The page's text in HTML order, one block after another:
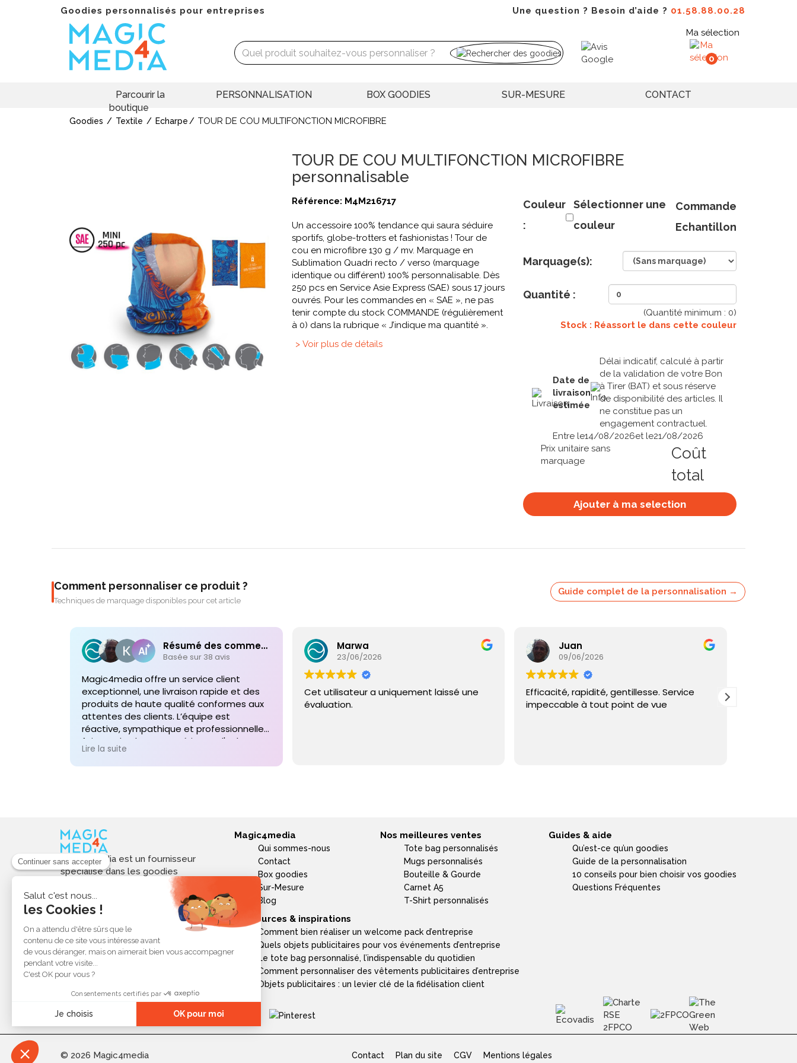
Goodies personnalisés pour entreprises Une question ? Besoin d’aide ? 01.58.88.00.28
Ma sélection
0
Parcourir la
boutique
PERSONNALISATION BOX GOODIES SUR-MESURE CONTACT
Goodies Textile Echarpe TOUR DE COU MULTIFONCTION MICROFIBRE
TOUR DE COU MULTIFONCTION MICROFIBRE
personnalisable
Référence: M4M216717
Un accessoire 100% tendance qui saura séduire
sportifs, globe-trotters et fashionistas ! Tour de
cou en microfibre 130 g / mv. Marquage en
Sublimation Quadri recto / verso (marquage
identique ou différent) 100% personnalisable. Dès
250 pcs en Service Asie Express (SAE) sous 17 jours
ouvrés. Pour les commandes en « SAE », ne pas
tenir compte du stock COMMANDE (régulièrement
à 0) dans la rubrique « J’indique ma quantité ».
> Voir plus de détails
Couleur
:
Sélectionner une
couleur
Commande
Echantillon
Marquage(s):
Quantité :
(Quantité minimum : 0)
Stock : Réassort le dans cette couleur
Date de
livraison
estimée
Délai indicatif, calculé à partir
de la validation de votre Bon
à Tirer (BAT) et sous réserve
de disponibilité des articles. Il
ne constitue pas un
engagement contractuel.
Entre le14/08/2026et le21/08/2026
Prix unitaire sans
marquage
Coût
total
Ajouter à ma selection
Comment personnaliser ce produit ?
Techniques de marquage disponibles pour cet article
Guide complet de la personnalisation →
Résumé des commentaires
Basée sur 38 avis
Magic4media offre un service client
exceptionnel, une livraison rapide et des
produits de haute qualité conformes aux
attentes des clients. L’équipe est
réactive, sympathique et professionnelle,
faisant de chaque expérience d'achat un
plaisir. Je recommande vivement leurs
services pour toute commande future de
Lire la suite
Marwa
23/06/2026
Cet utilisateur a uniquement laissé une
évaluation.
Juan
09/06/2026
Efficacité, rapidité, gentillesse. Service
impeccable à tout point de vue
Magic4media est un fournisseur
spécialisé dans les goodies
personnalisés et objets publicitaires
pour les entreprises. Nous
sélectionnons des produits utiles,
tendances et responsables pour
valoriser votre image de marque,
soutenir vos actions de
communication et réussir vos
opérations événementielles,
Magic4media
Qui sommes-nous
Contact
Box goodies
Sur-Mesure
Blog
Nos meilleures ventes
Tote bag personnalisés
Mugs personnalisés
Bouteille & Gourde
Carnet A5
T-Shirt personnalisés
Guides & aide
Qu’est-ce qu’un goodies
Guide de la personnalisation
10 conseils pour bien choisir vos goodies
Questions Fréquentes
Ressources & inspirations
Comment bien réaliser un welcome pack d’entreprise
Quels objets publicitaires pour vos événements d’entreprise
Le tote bag personnalisé, l’indispensable du quotidien
Comment personnaliser des vêtements publicitaires d’entreprise
Objets publicitaires : un levier clé de la fidélisation client
© 2026 Magic4media Contact Plan du site CGV Mentions légales